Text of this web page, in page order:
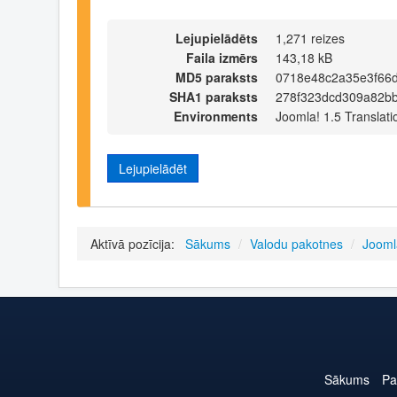
Lejupielādēts
1,271 reizes
Faila izmērs
143,18 kB
MD5 paraksts
SHA1 paraksts
Environments
Joomla! 1.5
Lejupielādēt
Aktīvā pozīcija: Sākums / Valodu pakotnes /
Sākums